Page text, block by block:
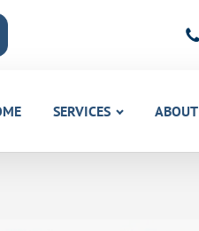
SERVICES ABOUT